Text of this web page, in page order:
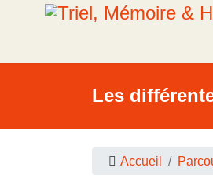
Les
Accueil